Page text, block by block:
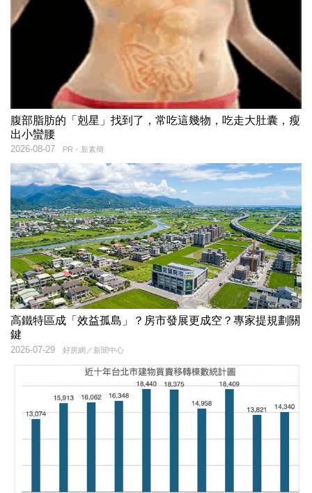
腹部脂肪的「剋星」找到了，常吃這幾物，吃走大肚囊，瘦
出小蠻腰
PR・新素簡
2026-08-07
高鐵特區成「效益孤島」？房市發展更成空？專家提規劃關
鍵
好房網／新聞中心
2026-07-29